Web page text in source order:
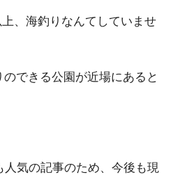
、海釣りなんてしていませ
できる公園が近場にあると
気の記事のため、今後も現